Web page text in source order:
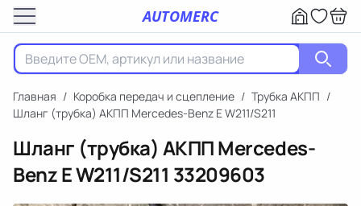
AUTOMERC
Главная / Коробка передач и сцепление / Трубка АКПП /
Шланг (трубка) АКПП Mercedes-Benz E W211/S211
Шланг (трубка) АКПП Mercedes-
Benz E W211/S211 33209603